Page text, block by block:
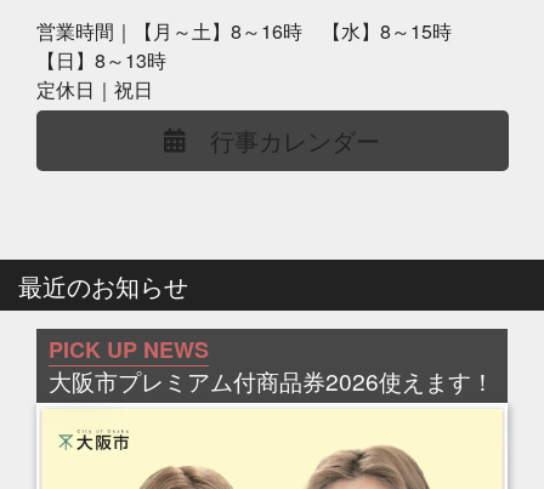
営業時間｜【月～土】8～16時 【水】8～15時
【日】8～13時
定休日｜祝日
行事カレンダー
最近のお知らせ
PICK UP NEWS
大阪市プレミアム付商品券2026使えます！